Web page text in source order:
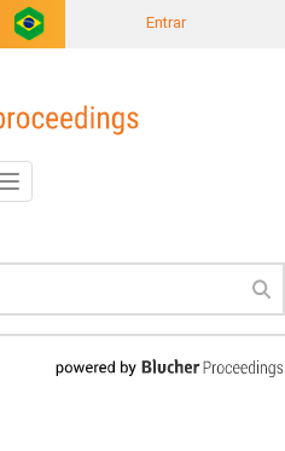
Entrar
Toggle
navigation